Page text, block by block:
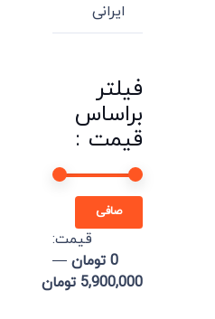
ایرانی
فیلتر
براساس
قیمت :
صافی
قيمت:
0 تومان
—
5,900,000 تومان